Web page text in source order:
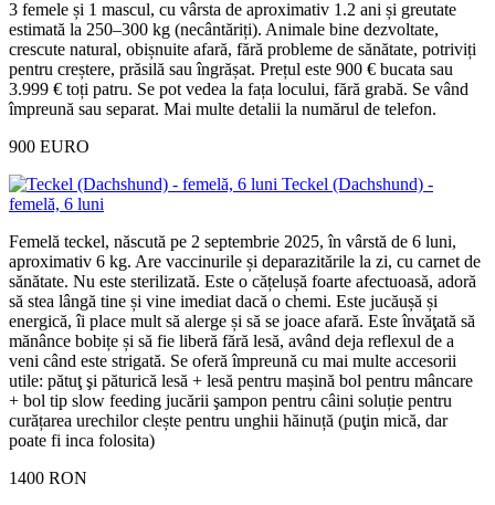
3 femele și 1 mascul, cu vârsta de aproximativ 1.2 ani și greutate
estimată la 250–300 kg (necântăriți). Animale bine dezvoltate,
crescute natural, obișnuite afară, fără probleme de sănătate, potriviți
pentru creștere, prăsilă sau îngrășat. Prețul este 900 € bucata sau
3.999 € toți patru. Se pot vedea la fața locului, fără grabă. Se vând
împreună sau separat. Mai multe detalii la numărul de telefon.
900 EURO
Teckel (Dachshund) -
femelă, 6 luni
Femelă teckel, născută pe 2 septembrie 2025, în vârstă de 6 luni,
aproximativ 6 kg. Are vaccinurile și deparazitările la zi, cu carnet de
sănătate. Nu este sterilizată. Este o cățelușă foarte afectuoasă, adoră
să stea lângă tine și vine imediat dacă o chemi. Este jucăușă și
energică, îi place mult să alerge și să se joace afară. Este învăţată să
mănânce bobițe și să fie liberă fără lesă, având deja reflexul de a
veni când este strigată. Se oferă împreună cu mai multe accesorii
utile: pătuţ şi păturică lesă + lesă pentru mașină bol pentru mâncare
+ bol tip slow feeding jucării şampon pentru câini soluție pentru
curățarea urechilor clește pentru unghii hăinuță (puţin mică, dar
poate fi inca folosita)
1400 RON